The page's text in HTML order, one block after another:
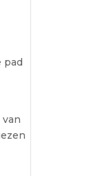
pad